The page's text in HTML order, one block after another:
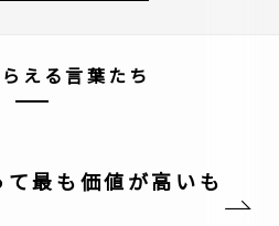
える言葉たち
最も価値が高いも